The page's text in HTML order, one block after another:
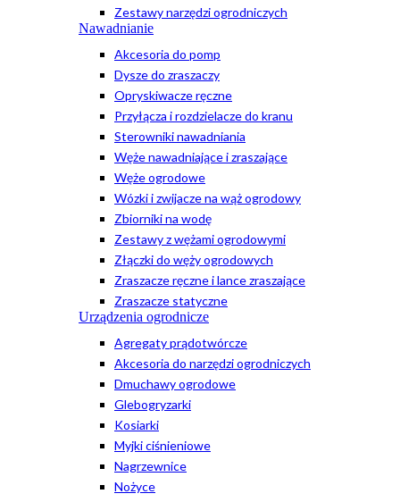
Zestawy narzędzi ogrodniczych
Nawadnianie
Akcesoria do pomp
Dysze do zraszaczy
Opryskiwacze ręczne
Przyłącza i rozdzielacze do kranu
Sterowniki nawadniania
Węże nawadniające i zraszające
Węże ogrodowe
Wózki i zwijacze na wąż ogrodowy
Zbiorniki na wodę
Zestawy z wężami ogrodowymi
Złączki do węży ogrodowych
Zraszacze ręczne i lance zraszające
Zraszacze statyczne
Urządzenia ogrodnicze
Agregaty prądotwórcze
Akcesoria do narzędzi ogrodniczych
Dmuchawy ogrodowe
Glebogryzarki
Kosiarki
Myjki ciśnieniowe
Nagrzewnice
Nożyce